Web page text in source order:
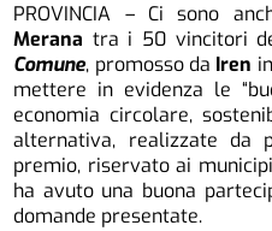
PROVINCIA – Ci sono
Merana tra i 50 vincitori
Comune, promosso da Iren
mettere in evidenza le
economia circolare,
alternativa, realizzate da
premio, riservato ai
ha avuto una buona
domande presentate.